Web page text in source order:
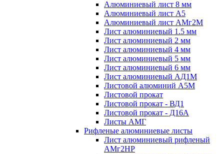
Алюминиевый лист 8 мм
Алюминиевый лист А5
Алюминиевый лист АМг2М
Лист алюминиевый 1.5 мм
Лист алюминиевый 2 мм
Лист алюминиевый 4 мм
Лист алюминиевый 5 мм
Лист алюминиевый 6 мм
Лист алюминиевый АД1М
Листовой алюминий А5М
Листовой прокат
Листовой прокат - ВД1
Листовой прокат - Д16А
Листы АМГ
Рифленые алюминиевые листы
Лист алюминиевый рифленый
АМг2НР